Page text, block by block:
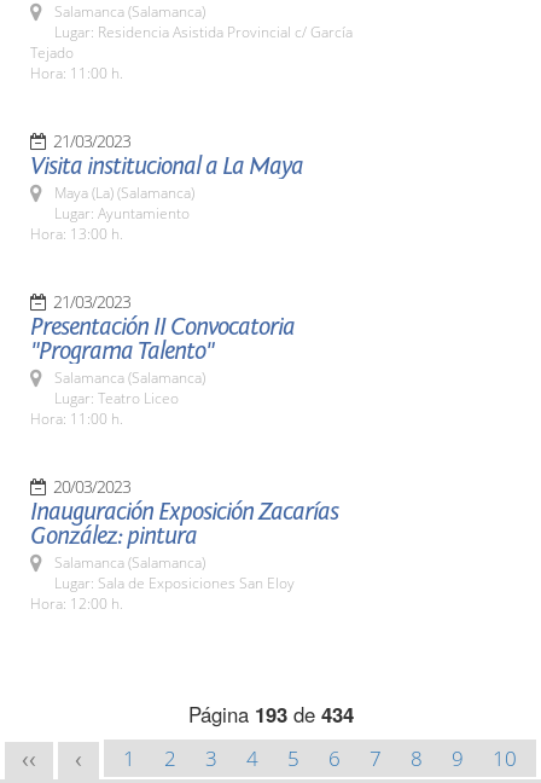
Salamanca (Salamanca)
Lugar: Residencia Asistida Provincial c/ García
Tejado
Hora: 11:00 h.
21/03/2023
Visita institucional a La Maya
Maya (La) (Salamanca)
Lugar: Ayuntamiento
Hora: 13:00 h.
21/03/2023
Presentación II Convocatoria
"Programa Talento"
Salamanca (Salamanca)
Lugar: Teatro Liceo
Hora: 11:00 h.
20/03/2023
Inauguración Exposición Zacarías
González: pintura
Salamanca (Salamanca)
Lugar: Sala de Exposiciones San Eloy
Hora: 12:00 h.
Página 193de 434
<< < 1 2 3 4 5 6 7 8 9
10